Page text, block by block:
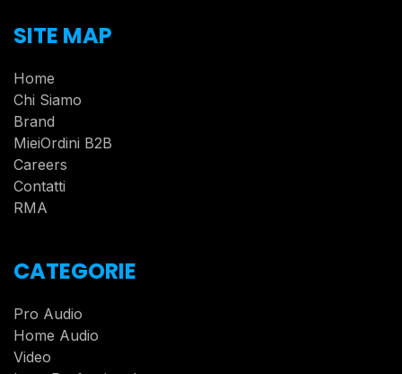
SITE MAP
Home
Chi Siamo
Brand
MieiOrdini B2B
Careers
Contatti
RMA
CATEGORIE
Pro Audio
Home Audio
Video